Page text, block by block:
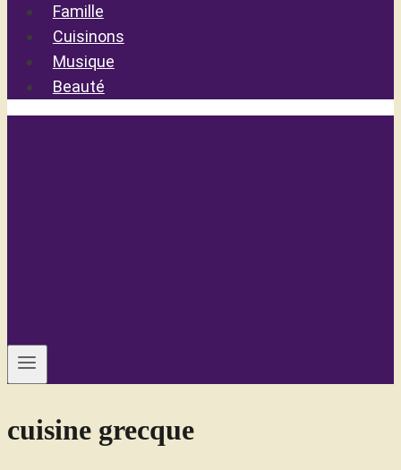
Famille
Cuisinons
Musique
Beauté
cuisine grecque